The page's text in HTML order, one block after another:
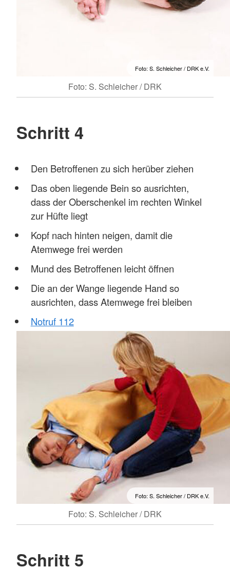
Foto: S. Schleicher / DRK e.V.
Foto: S. Schleicher / DRK
Schritt 4
Den Betroffenen zu sich herüber ziehen
Das oben liegende Bein so ausrichten,
dass der Oberschenkel im rechten Winkel
zur Hüfte liegt
Kopf nach hinten neigen, damit die
Atemwege frei werden
Mund des Betroffenen leicht öffnen
Die an der Wange liegende Hand so
ausrichten, dass Atemwege frei bleiben
Notruf 112
Foto: S. Schleicher / DRK e.V.
Foto: S. Schleicher / DRK
Schritt 5